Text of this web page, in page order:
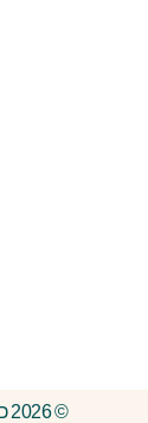
© 2026 כל הזכויות שמורות לפורום תורותם אמנותן